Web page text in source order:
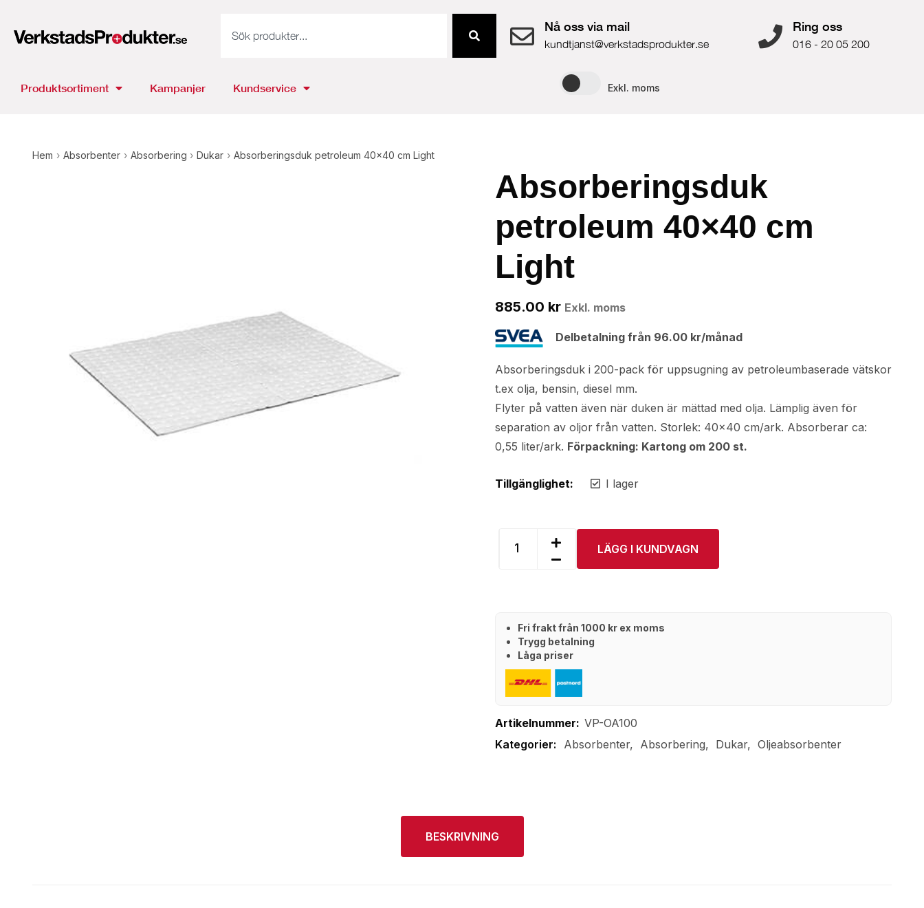
Nå oss via mail
kundtjanst@verkstadsprodukter.se
Ring oss
016 - 20 05 200
Produktsortiment Kampanjer Kundservice Exkl. moms
Hem › Absorbenter › Absorbering › Dukar › Absorberingsduk petroleum 40×40 cm Light
Delbetalning från 96.00 kr/månad
885.00 kr Exkl. moms
Absorberingsduk
petroleum 40×40 cm
Light
Absorberingsduk i 200-pack för uppsugning av petroleumbaserade vätskor
t.ex olja, bensin, diesel mm.
Flyter på vatten även när duken är mättad med olja. Lämplig även för
separation av oljor från vatten. Storlek: 40×40 cm/ark. Absorberar ca:
0,55 liter/ark. Förpackning: Kartong om 200 st.
Tillgänglighet: I lager
LÄGG I KUNDVAGN
Fri frakt från 1000 kr ex moms
Trygg betalning
Låga priser
Artikelnummer: VP-OA100
Absorbenter
Absorbering Dukar Oljeabsorbenter
BESKRIVNING